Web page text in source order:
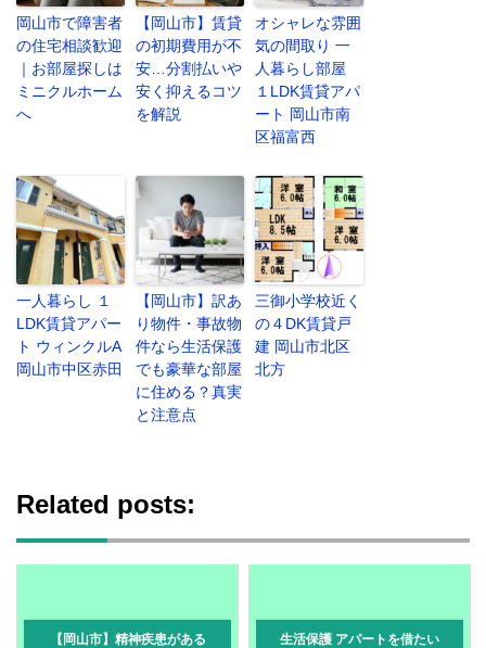
岡山市で障害者
の住宅相談歓迎
｜お部屋探しは
ミニクルホーム
へ
【岡山市】賃貸
の初期費用が不
安…分割払いや
安く抑えるコツ
を解説
オシャレな雰囲
気の間取り 一
人暮らし部屋
１LDK賃貸アパ
ート 岡山市南
区福富西
一人暮らし １
LDK賃貸アパー
ト ウィンクルA
岡山市中区赤田
【岡山市】訳あ
り物件・事故物
件なら生活保護
でも豪華な部屋
に住める？真実
と注意点
三御小学校近く
の４DK賃貸戸
建 岡山市北区
北方
Related posts:
【岡山市】精神疾患がある
生活保護 アパートを借たい